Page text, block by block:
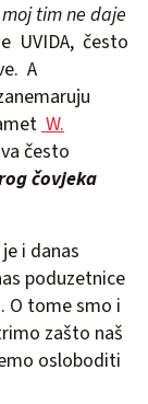
tim ne daje
UVIDA, često
A
W.
često
čovjeka
i danas
poduzetnice
O tome smo i
zašto naš
osloboditi